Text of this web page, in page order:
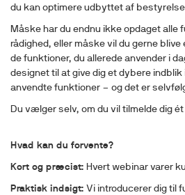
du kan optimere udbyttet af
Måske har du endnu ikke opdaget alle
rådighed, eller måske vil du gerne
de funktioner, du allerede anvender i
designet til at give dig et dybere indblik
anvendte funktioner – og det er
Du vælger selv, om du vil tilmelde dig
Hvad kan du forvente?
Kort og præcist: Hvert webinar varer
Praktisk indsigt: Vi introducerer dig til